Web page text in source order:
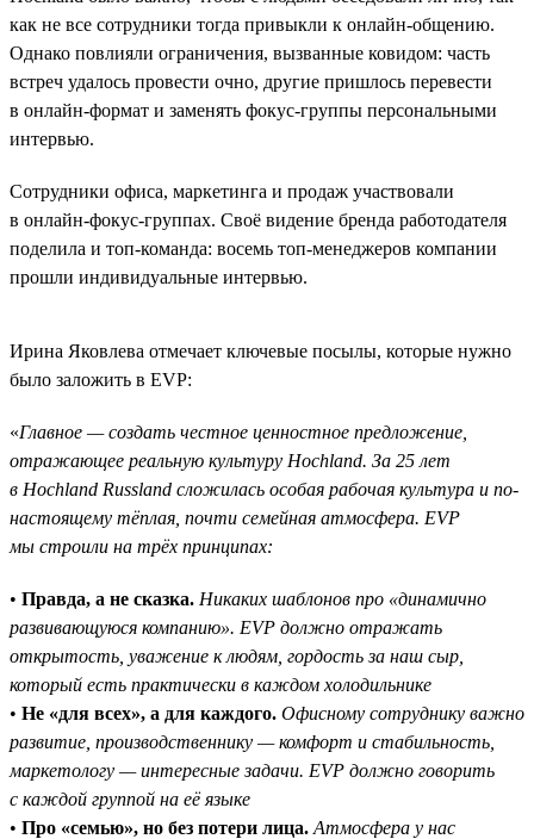
как не все сотрудники тогда привыкли к онлайн-общению.
Однако повлияли ограничения, вызванные ковидом: часть
встреч удалось провести очно, другие пришлось перевести
в онлайн-формат и заменять фокус-группы персональными
интервью.
Сотрудники офиса, маркетинга и продаж участвовали
в онлайн-фокус-группах. Своё видение бренда работодателя
поделила и топ-команда: восемь топ-менеджеров компании
прошли индивидуальные интервью.
Ирина Яковлева отмечает ключевые посылы, которые нужно
было заложить в EVP:
«Главное — создать честное ценностное предложение,
отражающее реальную культуру Hochland. За 25 лет
в Hochland Russland сложилась особая рабочая культура и по-
настоящему тёплая, почти семейная атмосфера. EVP
мы строили на трёх принципах:
• Правда, а не сказка. Никаких шаблонов про «динамично
развивающуюся компанию». EVP должно отражать
открытость, уважение к людям, гордость за наш сыр,
который есть практически в каждом холодильнике
• Не «для всех», а для каждого. Офисному сотруднику важно
развитие, производственнику — комфорт и стабильность,
маркетологу — интересные задачи. EVP должно говорить
с каждой группой на её языке
• Про «семью», но без потери лица. Атмосфера у нас